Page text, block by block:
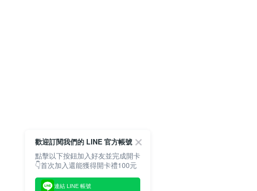
歡迎訂閱我們的 LINE 官方帳號
點擊以下按鈕加入好友並完成開卡
👇首次加入還能獲得開卡禮100元
連結 LINE 帳號